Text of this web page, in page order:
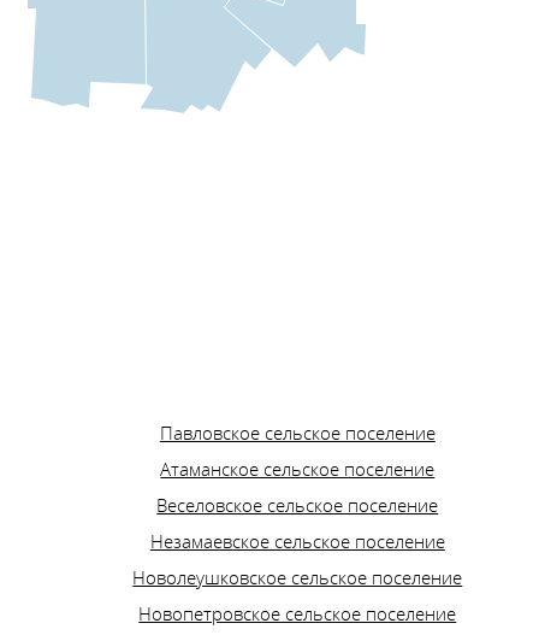
Павловское сельское поселение
Атаманское сельское поселение
Веселовское сельское поселение
Незамаевское сельское поселение
Новолеушковское сельское поселение
Новопетровское сельское поселение